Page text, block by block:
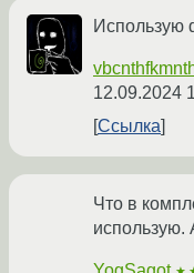
Использую
12.09.2024
Ссылка
Что в
использую.